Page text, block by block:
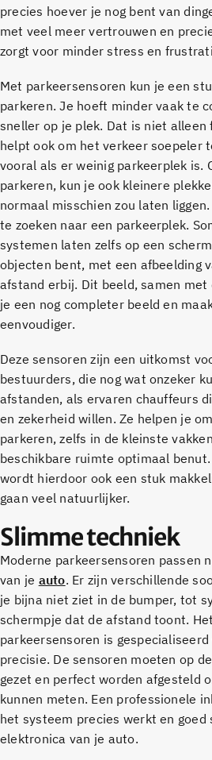
precies hoever je nog bent van
met veel meer vertrouwen en
zorgt voor minder stress en
Met parkeersensoren kun je een
parkeren. Je hoeft minder vaak te
sneller op je plek. Dat is niet alleen
helpt ook om het verkeer soepeler
vooral als er weinig parkeerplek is.
parkeren, kun je ook kleinere
normaal misschien zou laten
te zoeken naar een parkeerplek.
systemen laten zelfs op een
objecten bent, met een afbeelding
afstand erbij. Dit beeld, samen met
je een nog completer beeld en
eenvoudiger.
Deze sensoren zijn een uitkomst
bestuurders, die nog wat onzeker
afstanden, als ervaren chauffeurs
en zekerheid willen. Ze helpen je
parkeren, zelfs in de kleinste
beschikbare ruimte optimaal
wordt hierdoor ook een stuk
gaan veel natuurlijker.
Slimme techniek
Moderne parkeersensoren passen
van je auto. Er zijn verschillende
je bijna niet ziet in de bumper, tot
schermpje dat de afstand toont.
parkeersensoren is
precisie. De sensoren moeten op
gezet en perfect worden afgesteld
kunnen meten. Een professionele
het systeem precies werkt en
elektronica van je auto.